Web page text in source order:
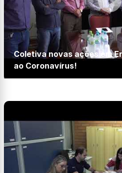
Coletiva novas ações em
ao Coronavírus!